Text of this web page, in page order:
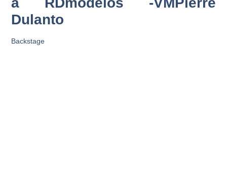
Dulanto
Backstage